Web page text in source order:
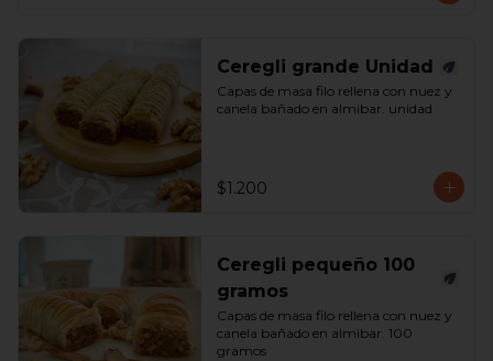
Ceregli grande Unidad
Capas de masa filo rellena con nuez y
canela bañado en almibar. unidad
$1.200
Ceregli pequeño 100
gramos
Capas de masa filo rellena con nuez y
canela bañado en almibar. 100
gramos